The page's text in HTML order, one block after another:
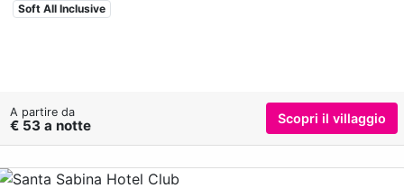
Soft All Inclusive
A partire da
€ 53 a notte Scopri il villaggio